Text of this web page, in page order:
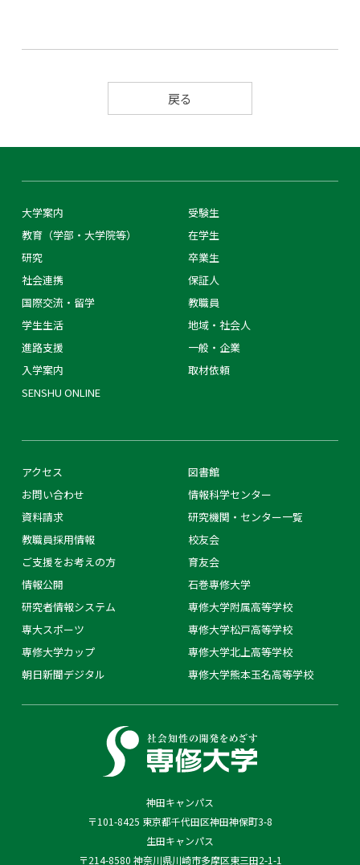
戻る
神田キャンパス
〒101-8425 東京都千代田区神田神保町3-8
生田キャンパス
〒214-8580 神奈川県川崎市多摩区東三田2-1-1
大学案内
教育（学部・大学院等）
研究
社会連携
国際交流・留学
学生生活
進路支援
入学案内
SENSHU ONLINE
受験生
在学生
卒業生
保証人
教職員
地域・社会人
一般・企業
取材依頼
アクセス
お問い合わせ
資料請求
教職員採用情報
ご支援をお考えの方
情報公開
研究者情報システム
専大スポーツ
専修大学カップ
朝日新聞デジタル
図書館
情報科学センター
研究機関・センター一覧
校友会
育友会
石巻専修大学
専修大学附属高等学校
専修大学松戸高等学校
専修大学北上高等学校
専修大学熊本玉名高等学校